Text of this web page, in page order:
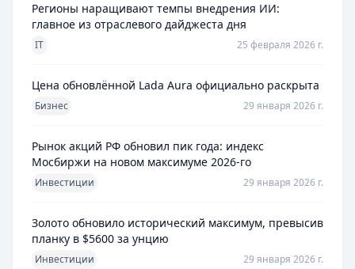
Регионы наращивают темпы внедрения ИИ:
главное из отраслевого дайджеста дня
IT 25 февраля 2026 г.
Цена обновлённой Lada Aura официально раскрыта
Бизнес 29 января 2026 г.
Рынок акций РФ обновил пик года: индекс
Мосбиржи на новом максимуме 2026-го
Инвестиции 29 января 2026 г.
Золото обновило исторический максимум, превысив
планку в $5600 за унцию
Инвестиции 29 января 2026 г.